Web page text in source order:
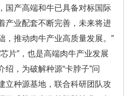
国产高端和牛已具备对标国际
产业配套不断完善，未来将进
，推动肉牛产业高质量发展。”
片”，也是高端肉牛产业发展
绍，为破解种源“卡脖子”问
立种源基地，联合科研团队攻